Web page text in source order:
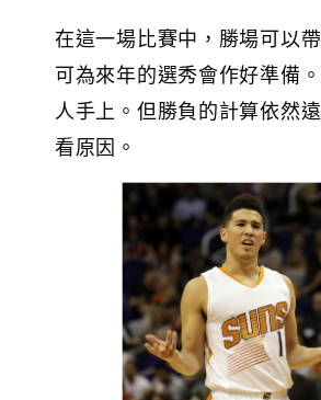
在這一場比賽中，勝場可以
可為來年的選秀會作好準備
人手上。但勝負的計算依然
看原因。